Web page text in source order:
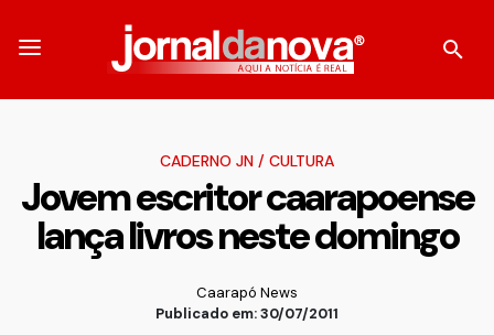
CADERNO JN / CULTURA
Jovem escritor caarapoense
lança livros neste domingo
Caarapó News
Publicado em: 30/07/2011